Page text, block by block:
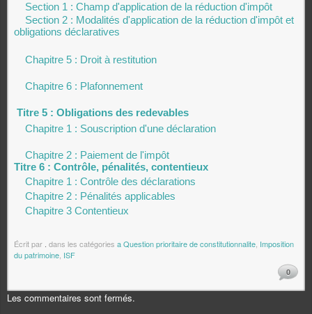
Section 1 : Champ d'application de la réduction d'impôt
Section 2 : Modalités d'application de la réduction d'impôt et
obligations déclaratives
Chapitre 5 : Droit à restitution
Chapitre 6 : Plafonnement
Titre 5 : Obligations des redevables
Chapitre 1 : Souscription d'une déclaration
Chapitre 2 : Paiement de l'impôt
Titre 6 : Contrôle, pénalités, contentieux
Chapitre 1 : Contrôle des déclarations
Chapitre 2 : Pénalités applicables
Chapitre 3 Contentieux
Écrit par . dans les catégories a Question prioritaire de constitutionnalite, Imposition
du patrimoine, ISF
0
Les commentaires sont fermés.